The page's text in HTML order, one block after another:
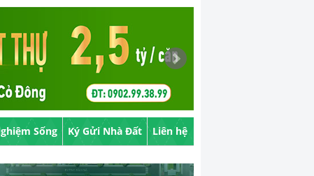
Sống Ký Gửi Nhà Đất Liên hệ